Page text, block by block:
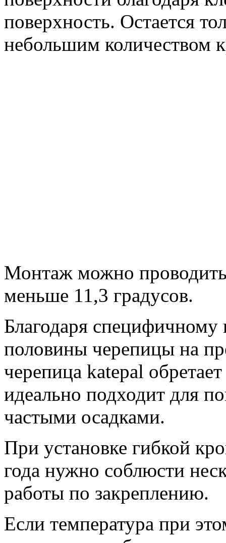
поверхность. Остается
небольшим количеством
Монтаж можно
меньше 11,3 градусов.
Благодаря
половины черепицы на
черепица katepal
идеально подходит для
частыми осадками.
При установке гибкой
года нужно соблюсти
работы по закреплению.
Если температура при